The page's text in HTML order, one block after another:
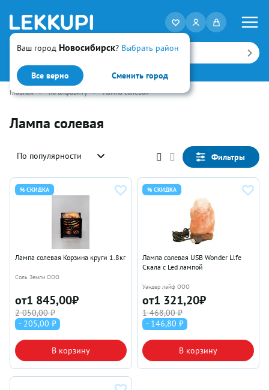
Ваш город Новосибирск? Выбрать район
Все верно Сменить город
Искать
Главная • по алфавиту • Лампа солевая
Лампа солевая
По популярности Фильтры
% СКИДКА
Лампа солевая Корзина круги 1.8кг
Соль Земли ООО
от1 845,00₽
2 050,00 ₽
- 205,00 ₽
В корзину
% СКИДКА
Лампа солевая USB Wonder Llfe
Скала с Led лампой
Уандер лайф ООО
от1 321,20₽
1 468,00 ₽
- 146,80 ₽
В корзину